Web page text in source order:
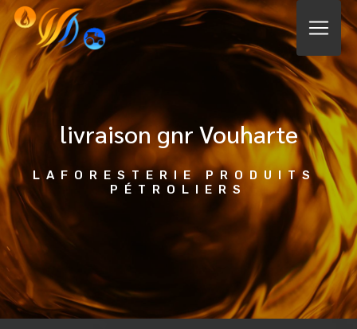
livraison gnr Vouharte
LAFORESTERIE PRODUITS
PÉTROLIERS
Panneau de gestion des cookies